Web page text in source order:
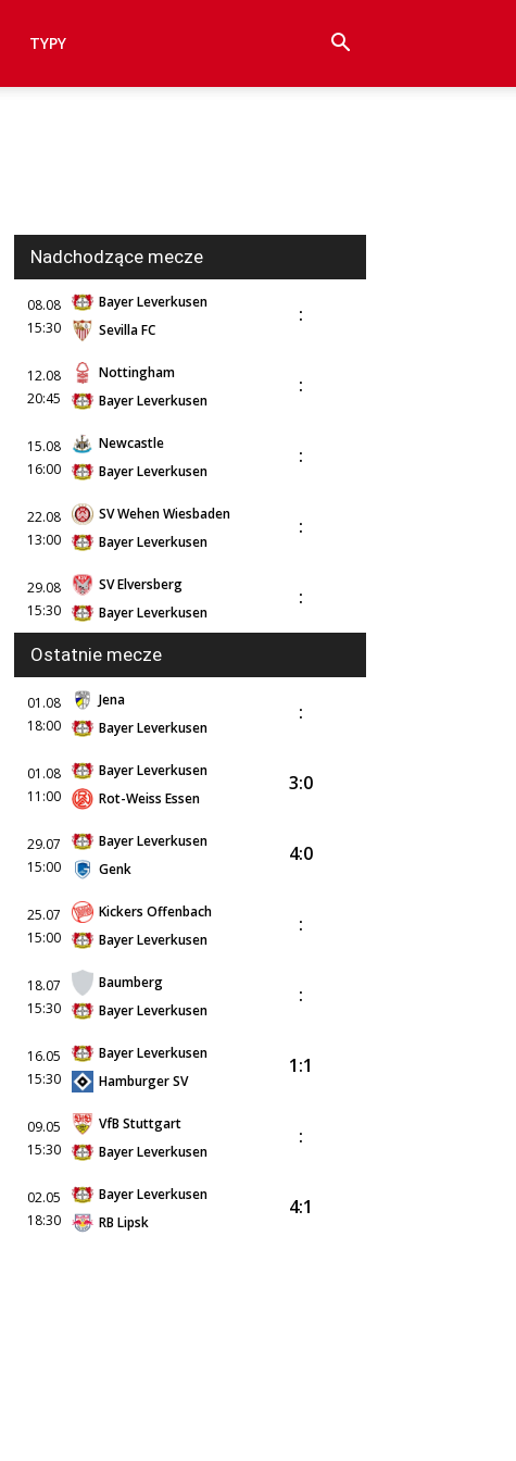
TYPY
Nadchodzące mecze
08.08
15:30
Bayer Leverkusen
Sevilla FC
:
12.08
20:45
Nottingham
Bayer Leverkusen
:
15.08
16:00
Newcastle
Bayer Leverkusen
:
22.08
13:00
SV Wehen Wiesbaden
Bayer Leverkusen
:
29.08
15:30
SV Elversberg
Bayer Leverkusen
:
Ostatnie mecze
01.08
18:00
Jena
Bayer Leverkusen
:
01.08
11:00
Bayer Leverkusen
Rot-Weiss Essen
3:0
29.07
15:00
Bayer Leverkusen
Genk
4:0
25.07
15:00
Kickers Offenbach
Bayer Leverkusen
:
18.07
15:30
Baumberg
Bayer Leverkusen
:
16.05
15:30
Bayer Leverkusen
Hamburger SV
1:1
09.05
15:30
VfB Stuttgart
Bayer Leverkusen
:
02.05
18:30
Bayer Leverkusen
RB Lipsk
4:1